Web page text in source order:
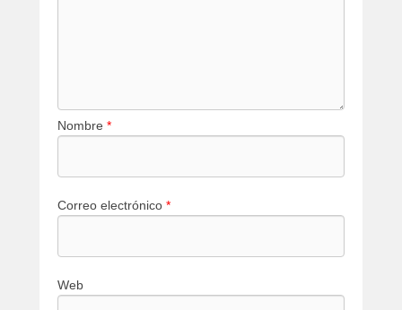
Nombre *
Correo electrónico *
Web